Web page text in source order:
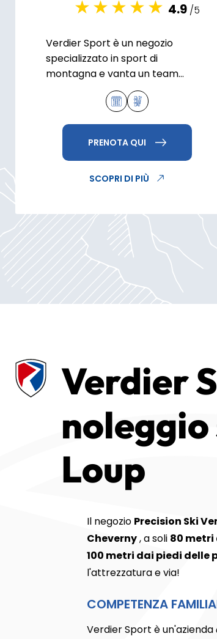
4.9 /5
Verdier Sport è un negozio
specializzato in sport di
montagna e vanta un team
dinamico pronto ad ascoltare le
vostre esigenze per le vostre
PRENOTA QUI
SCOPRI DI PIÙ
Verdier
noleggio
Loup
Il negozio Precision Ski
Cheverny, a soli 80
100 metri dai piedi delle
l'attrezzatura e via!
COMPETENZA
Verdier Sport è un'azienda